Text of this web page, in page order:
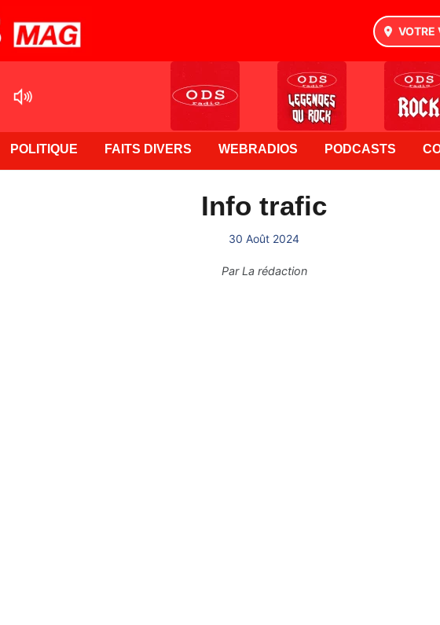
VOTRE
POLITIQUE FAITS DIVERS WEBRADIOS PODCASTS
Info trafic
30 Août 2024
ParLa rédaction